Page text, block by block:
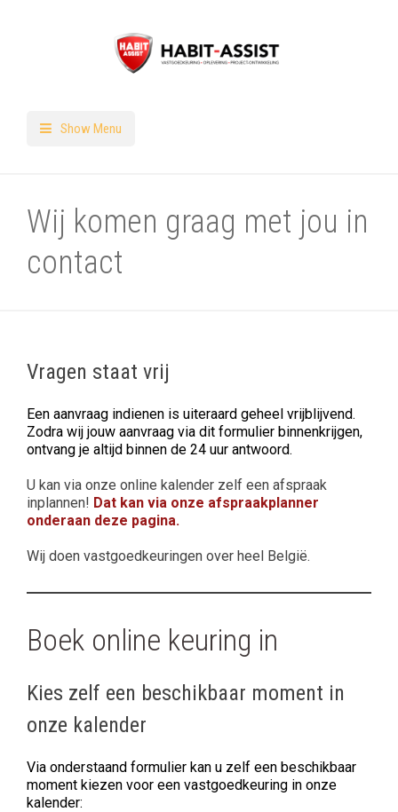
Show Menu
Wij komen graag met jou in
contact
Vragen staat vrij
Een aanvraag indienen is uiteraard geheel vrijblijvend.
Zodra wij jouw aanvraag via dit formulier binnenkrijgen,
ontvang je altijd binnen de 24 uur antwoord.
U kan via onze online kalender zelf een afspraak
inplannen! Dat kan via onze afspraakplanner
onderaan deze pagina.
Wij doen vastgoedkeuringen over heel België.
Boek online keuring in
Kies zelf een beschikbaar moment in
onze kalender
Via onderstaand formulier kan u zelf een beschikbaar
moment kiezen voor een vastgoedkeuring in onze
kalender: